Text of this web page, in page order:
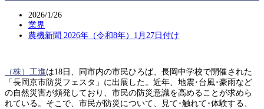
2026/1/26
業界
農機新聞 2026年（令和8年）1月27日付け
（株）工進は18日、同市内の市民ひろば、長岡中学校で開催された
「長岡京市防災フェスタ」に出展した。近年、地震･台風･豪雨など
の自然災害が頻発しており、市民の防災意識を高めることが求めら
れている。そこで、市民が防災について、見て･触れて･体験する、